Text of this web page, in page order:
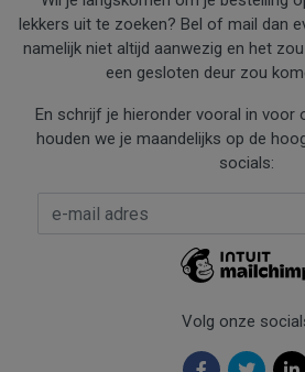
lekkers uit te zoeken? Bel of mail dan
namelijk niet altijd aanwezig en het
een gesloten deur zou
En schrijf je hieronder vooral in voor
houden we je maandelijks op de
socials:
E-mail Adres
Volg onze